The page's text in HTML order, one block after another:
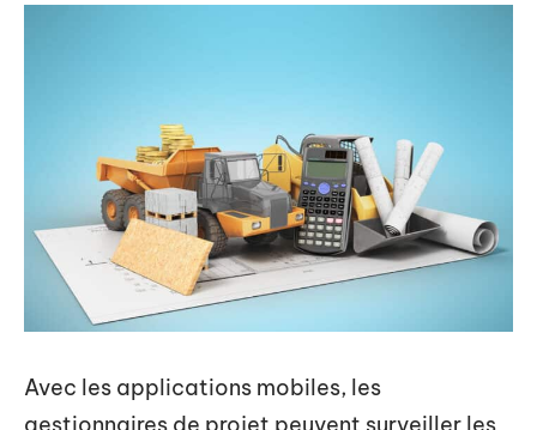
Avec les applications mobiles, les
gestionnaires de projet peuvent surveiller les